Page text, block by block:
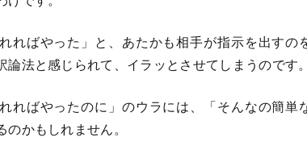
ればやった」と、あたかも相手が指示を出すの
法と感じられて、イラッとさせてしまうのです。
ればやったのに」のウラには、「そんなの簡単
かもしれません。